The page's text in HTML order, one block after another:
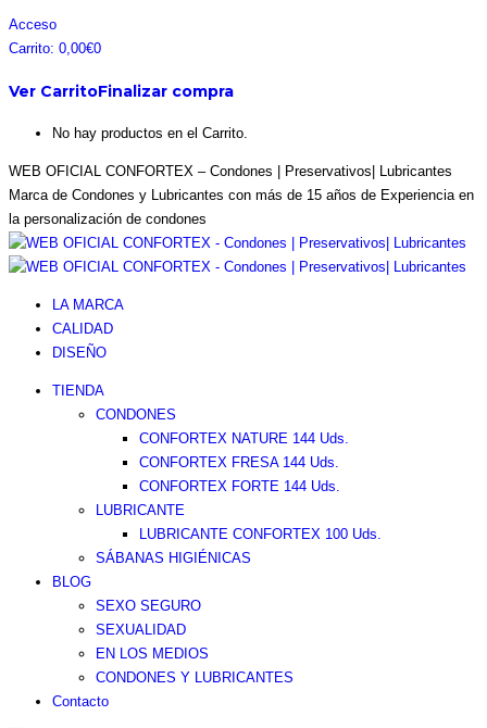
Acceso
Carrito: 0,00€0
Ver CarritoFinalizar compra
No hay productos en el Carrito.
WEB OFICIAL CONFORTEX – Condones | Preservativos| Lubricantes
Marca de Condones y Lubricantes con más de 15 años de Experiencia en
la personalización de condones
LA MARCA
CALIDAD
DISEÑO
TIENDA
CONDONES
CONFORTEX NATURE 144 Uds.
CONFORTEX FRESA 144 Uds.
CONFORTEX FORTE 144 Uds.
LUBRICANTE
LUBRICANTE CONFORTEX 100 Uds.
SÁBANAS HIGIÉNICAS
BLOG
SEXO SEGURO
SEXUALIDAD
EN LOS MEDIOS
CONDONES Y LUBRICANTES
Contacto